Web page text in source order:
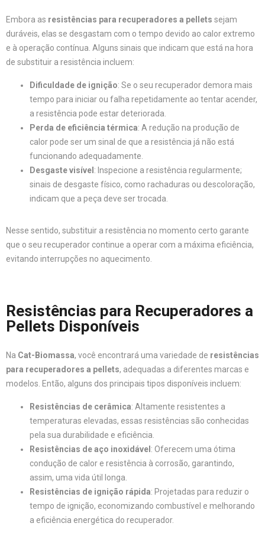
Embora as resistências para recuperadores a pellets sejam
duráveis, elas se desgastam com o tempo devido ao calor extremo
e à operação contínua. Alguns sinais que indicam que está na hora
de substituir a resistência incluem:
Dificuldade de ignição: Se o seu recuperador demora mais
tempo para iniciar ou falha repetidamente ao tentar acender,
a resistência pode estar deteriorada.
Perda de eficiência térmica: A redução na produção de
calor pode ser um sinal de que a resistência já não está
funcionando adequadamente.
Desgaste visível : Inspecione a resistência regularmente;
sinais de desgaste físico, como rachaduras ou descoloração,
indicam que a peça deve ser trocada.
Nesse sentido, substituir a resistência no momento certo garante
que o seu recuperador continue a operar com a máxima eficiência,
evitando interrupções no aquecimento.
Resistências para Recuperadores a
Pellets Disponíveis
Na Cat-Biomassa, você encontrará uma variedade de resistências
para recuperadores a pellets, adequadas a diferentes marcas e
modelos. Então, alguns dos principais tipos disponíveis incluem:
Resistências de cerâmica: Altamente resistentes a
temperaturas elevadas, essas resistências são conhecidas
pela sua durabilidade e eficiência.
Resistências de aço inoxidável : Oferecem uma ótima
condução de calor e resistência à corrosão, garantindo,
assim, uma vida útil longa.
Resistências de ignição rápida: Projetadas para reduzir o
tempo de ignição, economizando combustível e melhorando
a eficiência energética do recuperador.